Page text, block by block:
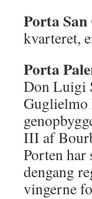
Porta
kvarteret,
Porta
Don Luigi
Guglielmo
III af
Porten har
dengang
vingerne